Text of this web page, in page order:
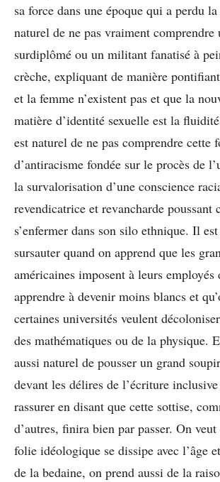
sa force dans une époque qui a perdu
naturel de ne pas vraiment comprendre
surdiplômé ou un militant fanatisé à
crèche, expliquant de manière
et la femme n’existent pas et que la
matière d’identité sexuelle est la
est naturel de ne pas comprendre cette
d’antiracisme fondée sur le procès de
la survalorisation d’une conscience
revendicatrice et revancharde poussant
s’enfermer dans son silo ethnique. Il
sursauter quand on apprend que les
américaines imposent à leurs employés
apprendre à devenir moins blancs et
certaines universités veulent
des mathématiques ou de la physique.
aussi naturel de pousser un grand
devant les délires de l’écriture
rassurer en disant que cette sottise,
d’autres, finira bien par passer. On
folie idéologique se dissipe avec l’âge
de la bedaine, on prend aussi de la